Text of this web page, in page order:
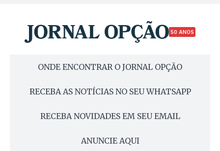
50 ANOS
ONDE ENCONTRAR O JORNAL OPÇÃO
RECEBA AS NOTÍCIAS NO SEU WHATSAPP
RECEBA NOVIDADES EM SEU EMAIL
ANUNCIE AQUI